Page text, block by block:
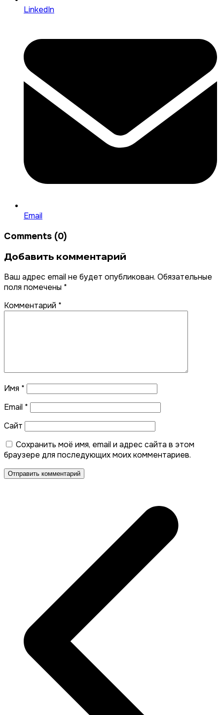
LinkedIn
Email
Comments (0)
Добавить комментарий
Ваш адрес email не будет опубликован. Обязательные
поля помечены *
Комментарий *
Имя *
Email *
Сайт
Сохранить моё имя, email и адрес сайта в этом
браузере для последующих моих комментариев.